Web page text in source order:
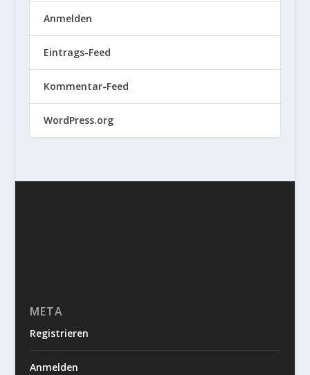
Anmelden
Eintrags-Feed
Kommentar-Feed
WordPress.org
META
Registrieren
Anmelden